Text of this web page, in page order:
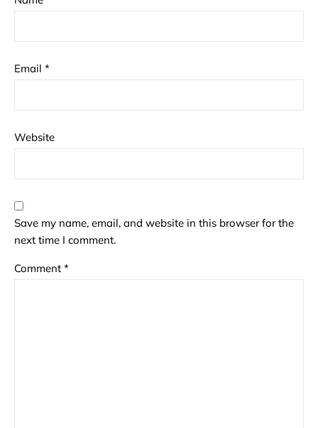
Email *
Website
Save my name, email, and website in this browser for the
next time I comment.
Comment *